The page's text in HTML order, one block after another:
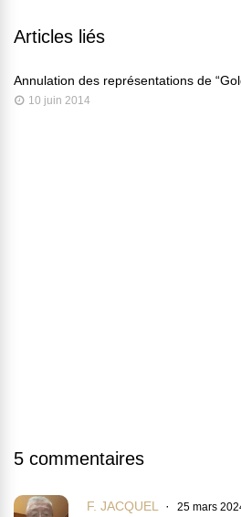
Articles liés
Annulation des représentations de
10 juin 2014
5 commentaires
F. JACQUEL 25 mars